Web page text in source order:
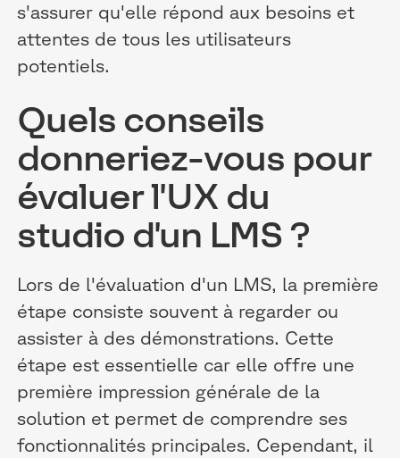
s'assurer qu'elle répond aux besoins et
attentes de tous les utilisateurs
potentiels.
Quels conseils
donneriez-vous pour
évaluer l'UX du
studio d'un LMS ?
Lors de l'évaluation d'un LMS, la première
étape consiste souvent à regarder ou
assister à des démonstrations. Cette
étape est essentielle car elle offre une
première impression générale de la
solution et permet de comprendre ses
fonctionnalités principales. Cependant, il